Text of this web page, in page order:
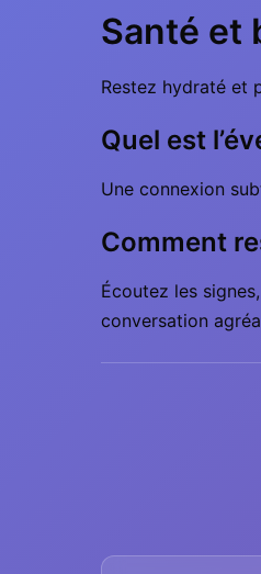
Santé et
Restez hydraté et
Quel est
Une connexion
Comment
Écoutez les
conversation